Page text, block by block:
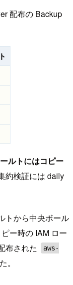
配布の Backup
ルトにはコピー
約検証には daily
トから中央ボール
ー時の IAM ロー
布された
aws-
。